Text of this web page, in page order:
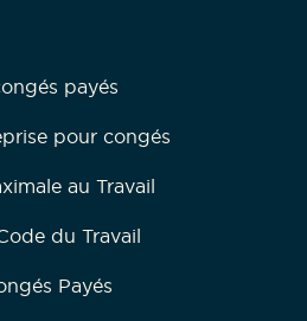
payés
pour congés
au Travail
du Travail
Payés